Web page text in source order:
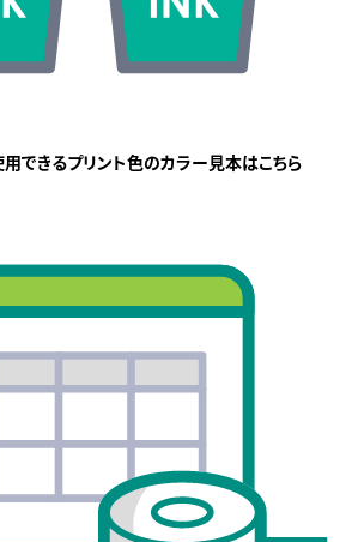
できるプリント色のカラー見本はこちら